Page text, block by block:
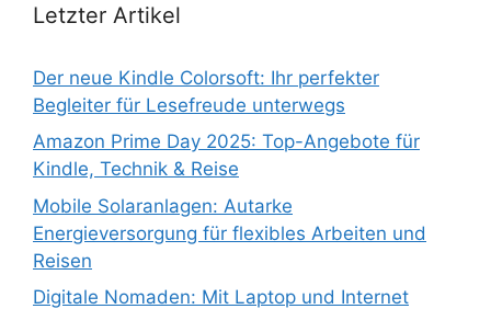
Letzter Artikel
Der neue Kindle Colorsoft: Ihr perfekter
Begleiter für Lesefreude unterwegs
Amazon Prime Day 2025: Top-Angebote für
Kindle, Technik & Reise
Mobile Solaranlagen: Autarke
Energieversorgung für flexibles Arbeiten und
Reisen
Digitale Nomaden: Mit Laptop und Internet